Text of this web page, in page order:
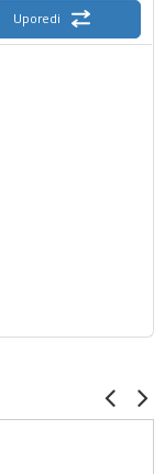
Uporedi